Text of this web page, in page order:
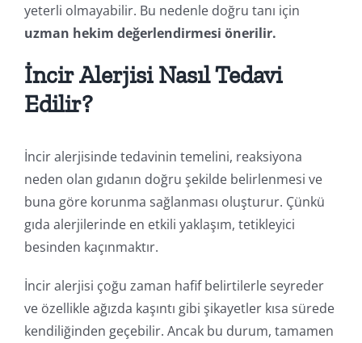
yeterli olmayabilir. Bu nedenle doğru tanı için
uzman hekim değerlendirmesi önerilir.
İncir Alerjisi Nasıl Tedavi
Edilir?
İncir alerjisinde tedavinin temelini, reaksiyona
neden olan gıdanın doğru şekilde belirlenmesi ve
buna göre korunma sağlanması oluşturur. Çünkü
gıda alerjilerinde en etkili yaklaşım, tetikleyici
besinden kaçınmaktır.
İncir alerjisi çoğu zaman hafif belirtilerle seyreder
ve özellikle ağızda kaşıntı gibi şikayetler kısa sürede
kendiliğinden geçebilir. Ancak bu durum, tamamen